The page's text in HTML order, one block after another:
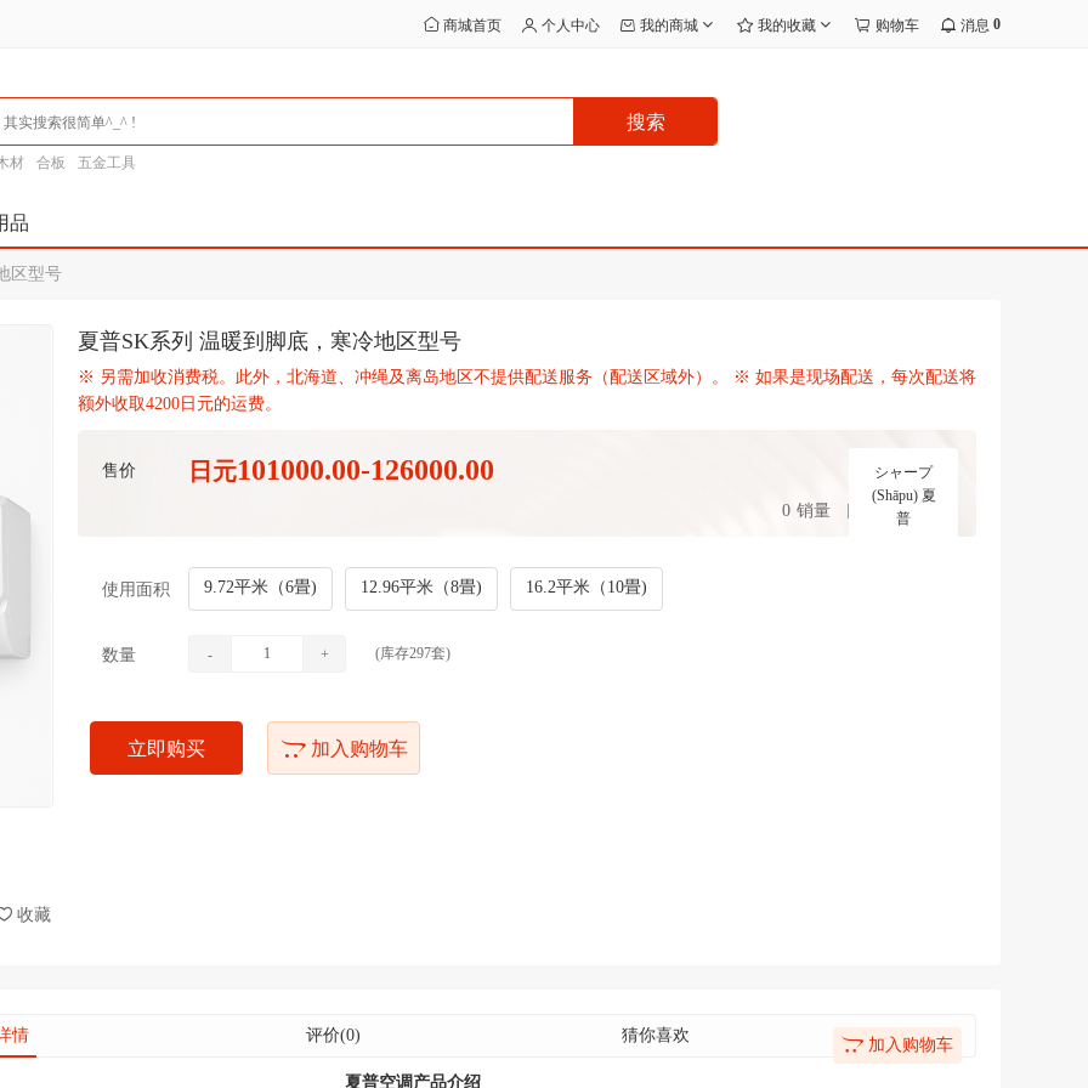
商城首页 个人中心 我的商城 我的收藏 购物车 消息 0
搜索
材 合板 五金工具
品
区型号
收藏
夏普SK系列 温暖到脚底，寒冷地区型号
※ 另需加收消费税。此外，北海道、冲绳及离岛地区不提供配送服务（配送区域外）。 ※ 如果是现场配送，每次配送将
额外收取4200日元的运费。
售价 日元101000.00-126000.00
0 销量 手机购买
シャープ
(Shāpu) 夏
普
使用面积 9.72平米（6畳) 12.96平米（8畳) 16.2平米（10畳)
数量 - + (库存297套)
立即购买 加入购物车
加入购物车
情 评价(0) 猜你喜欢
夏普空调产品介绍